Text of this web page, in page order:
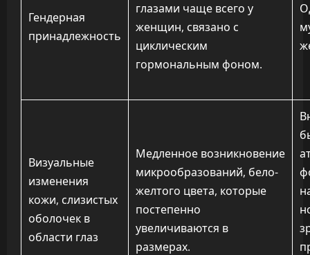
Гендерная
принадлежность
глазами чаще всего у
женщин, связано с
циклическим
гормональным фоном.
Визуальные
изменения
кожи, слизистых
оболочек в
области глаз
Медленное возникновение
микрообразований, бело-
желтого цвета, которые
постепенно
увеличиваются в
размерах.